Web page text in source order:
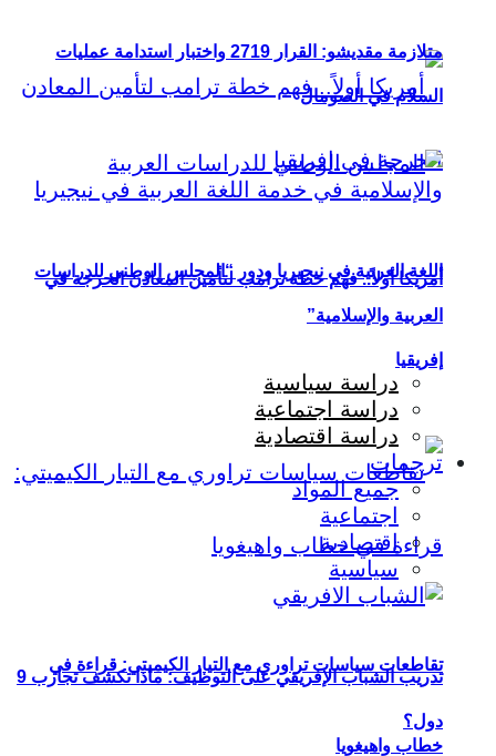
أمريكا أولاً.. فهم خطة ترامب لتأمين المعادن الحرجة في
إفريقيا
تقاطعات سياسات تراوري مع التيار الكيميتي: قراءة في
خطاب واهيغويا
متلازمة مقديشو: القرار 2719 واختبار استدامة عمليات
السلام في الصومال
اللغة العربية في نيجيريا ودور “المجلس الوطني للدراسات
العربية والإسلامية”
دراسة سياسية
دراسة اجتماعية
دراسة اقتصادية
ترجمات
جميع المواد
اجتماعية
اقتصادية
سياسية
تدريب الشباب الإفريقي على التوظيف: ماذا تكشف تجارب 9
دول؟